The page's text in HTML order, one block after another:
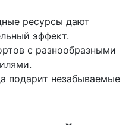
ресурсы дают
эффект.
с разнообразными
подарит незабываемые